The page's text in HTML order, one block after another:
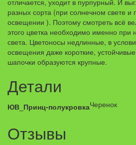
отличается, уходит в пурпурный. И
разных сорта (при солнечном свете и
освещении ). Поэтому смотреть всё
этого цветка необходимо именно при
света. Цветоносы недлинные, в
освещения даже короткие,
шапочки образуются крупные.
Детали
ЮВ_Принц-полукровкаЧеренок
Отзывы